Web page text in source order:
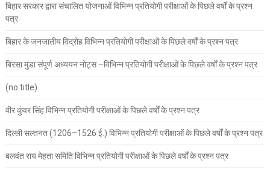
बिहार सरकार द्वारा संचालित योजनाओं विभिन्न प्रतियोगी परीक्षाओं के पिछले वर्षों के प्रश्न
पत्र
बिहार के जनजातीय विद्रोह विभिन्न प्रतियोगी परीक्षाओं के पिछले वर्षों के प्रश्न पत्र
बिरसा मुंडा संपूर्ण अध्ययन नोट्स –विभिन्न प्रतियोगी परीक्षाओं के पिछले वर्षों के प्रश्न पत्र
(no title)
वीर कुंवर सिंह विभिन्न प्रतियोगी परीक्षाओं के पिछले वर्षों के प्रश्न पत्र
दिल्ली सल्तनत (1206–1526 ई.) विभिन्न प्रतियोगी परीक्षाओं के पिछले वर्षों के प्रश्न पत्र
बलवंत राय मेहता समिति विभिन्न प्रतियोगी परीक्षाओं के पिछले वर्षों के प्रश्न पत्र